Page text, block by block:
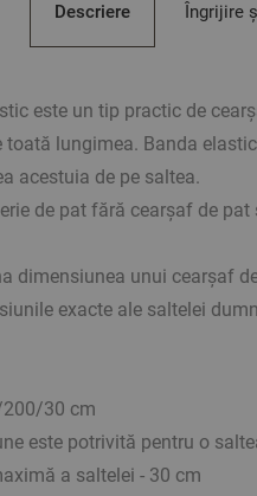
Descriere
este un tip practic de
toată lungimea. Banda
acestuia de pe saltea.
de pat fără cearșaf de
dimensiunea unui cearșaf
exacte ale saltelei
30 cm
este potrivită pentru o
a saltelei - 30 cm
Îngrijire